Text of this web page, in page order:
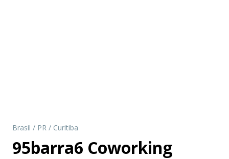
Brasil / PR / Curitiba
95barra6 Coworking